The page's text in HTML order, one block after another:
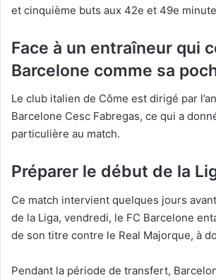
et cinquième buts aux 42e et 49e
Face à un entraîneur qui
Barcelone comme sa
Le club italien de Côme est dirigé par
Barcelone Cesc Fabregas, ce qui a
particulière au match.
Préparer le début de la
Ce match intervient quelques jours
de la Liga, vendredi, le FC Barcelone
de son titre contre le Real Majorque, à
Pendant la période de transfert,